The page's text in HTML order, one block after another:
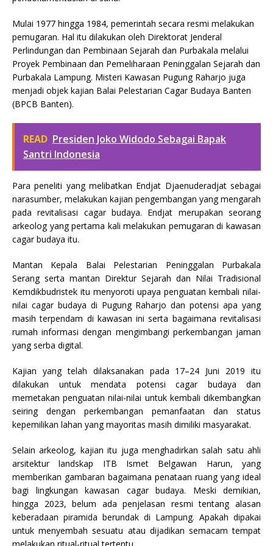
Mulai 1977 hingga 1984, pemerintah secara resmi melakukan
pemugaran. Hal itu dilakukan oleh Direktorat Jenderal
Perlindungan dan Pembinaan Sejarah dan Purbakala melalui
Proyek Pembinaan dan Pemeliharaan Peninggalan Sejarah dan
Purbakala Lampung. Misteri Kawasan Pugung Raharjo juga
menjadi objek kajian Balai Pelestarian Cagar Budaya Banten
(BPCB Banten).
READ Presiden Joko Widodo Sebagai Bapak
Santri Indonesia
Para peneliti yang melibatkan Endjat Djaenuderadjat sebagai
narasumber, melakukan kajian pengembangan yang mengarah
pada revitalisasi cagar budaya. Endjat merupakan seorang
arkeolog yang pertama kali melakukan pemugaran di kawasan
cagar budaya itu.
Mantan Kepala Balai Pelestarian Peninggalan Purbakala
Serang serta mantan Direktur Sejarah dan Nilai Tradisional
Kemdikbudristek itu menyoroti upaya penguatan kembali nilai-
nilai cagar budaya di Pugung Raharjo dan potensi apa yang
masih terpendam di kawasan ini serta bagaimana revitalisasi
rumah informasi dengan mengimbangi perkembangan jaman
yang serba digital.
Kajian yang telah dilaksanakan pada 17–24 Juni 2019 itu
dilakukan untuk mendata potensi cagar budaya dan
memetakan penguatan nilai-nilai untuk kembali dikembangkan
seiring dengan perkembangan pemanfaatan dan status
kepemilikan lahan yang mayoritas masih dimiliki masyarakat.
Selain arkeolog, kajian itu juga menghadirkan salah satu ahli
arsitektur landskap ITB Ismet Belgawan Harun, yang
memberikan gambaran bagaimana penataan ruang yang ideal
bagi lingkungan kawasan cagar budaya. Meski demikian,
hingga 2023, belum ada penjelasan resmi tentang alasan
keberadaan piramida berundak di Lampung. Apakah dipakai
untuk menyembah sesuatu atau dijadikan semacam tempat
melakukan ritual-ritual tertentu.